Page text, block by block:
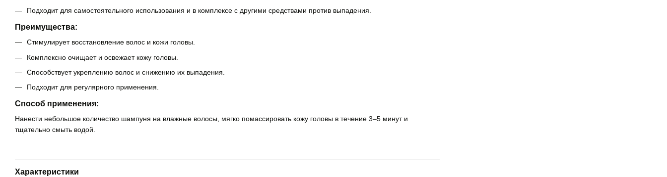
Подходит для самостоятельного использования и в комплексе с другими средствами против выпадения.
Преимущества:
Стимулирует восстановление волос и кожи головы.
Комплексно очищает и освежает кожу головы.
Способствует укреплению волос и снижению их выпадения.
Подходит для регулярного применения.
Способ применения:
Нанести небольшое количество шампуня на влажные волосы, мягко помассировать кожу головы в течение 3–5 минут и
тщательно смыть водой.
Характеристики